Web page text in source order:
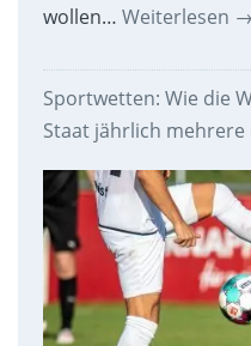
wollen… Weiterlesen →
Sportwetten: Wie die
Staat jährlich